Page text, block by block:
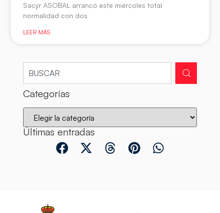
Sacyr ASOBAL arrancó este miércoles total
normalidad con dos
LEER MÁS
Categorías
Últimas entradas